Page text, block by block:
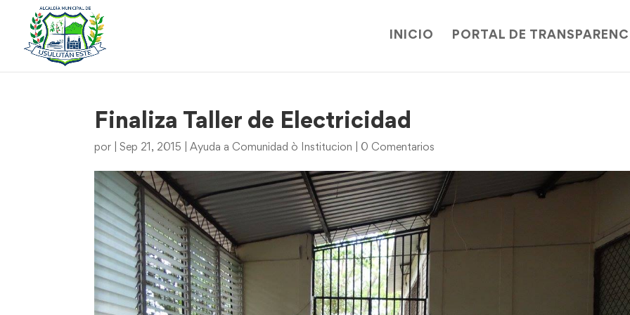
INICIO PORTAL DE
Finaliza Taller de Electricidad
por |Sep 21, 2015 |Ayuda a Comunidad ò Institucion 0 Comentarios